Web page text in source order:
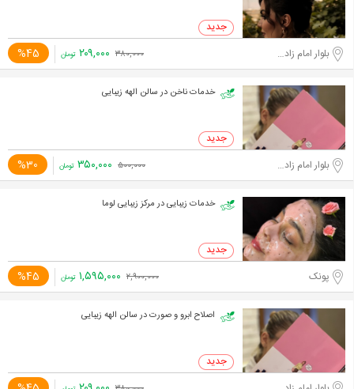
بلوار امام زاده حسن %45 ۳۸۰,۰۰۰ ۲۰۹,۰۰۰ تومان
خدمات ناخن در سالن الهه زیبایی
بلوار امام زاده حسن %30 ۵۰۰,۰۰۰ ۳۵۰,۰۰۰ تومان
خدمات زیبایی در مرکز زیبایی لوما
پونک %45 ۲,۹۰۰,۰۰۰ ۱,۵۹۵,۰۰۰ تومان
اصلاح ابرو و صورت در سالن الهه زیبایی